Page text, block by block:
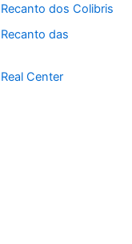
dos Colibris
das
Center